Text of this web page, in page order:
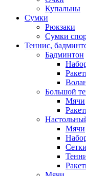
Купальны
Сумки
Рюкзаки
Сумки
Теннис,
Бадминтон
Большой
Мячи
Мячи
Сетки